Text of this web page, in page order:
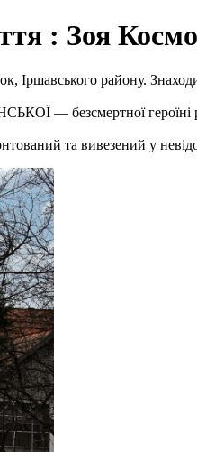
: Зоя
Іршавського району.
— безсмертної героїні
та вивезений у